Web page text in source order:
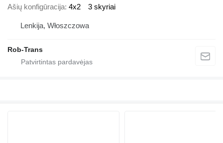
Ašių konfigūracija 4x2 3 skyriai
Lenkija, Włoszczowa
Rob-Trans